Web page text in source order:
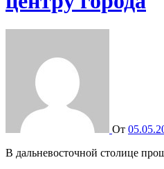
От
В дальневосточной столице